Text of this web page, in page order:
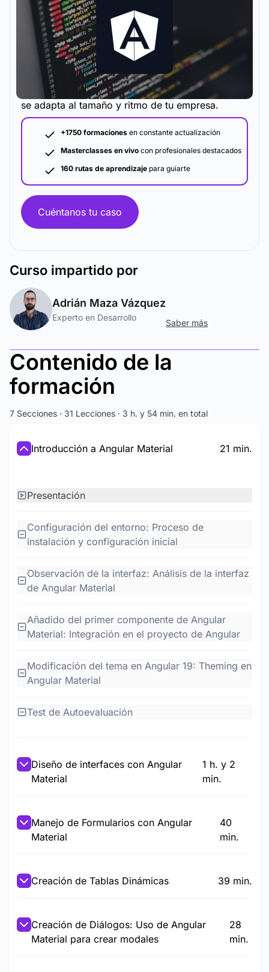
La metodología y plataforma de formación que
se adapta al tamaño y ritmo de tu empresa.
+1750 formaciones en constante actualización
Masterclasses en vivo con profesionales destacados
160 rutas de aprendizaje para guiarte
Cuéntanos tu caso
Curso impartido por
Adrián Maza Vázquez
Experto en Desarrollo
Saber más
Contenido de la
formación
7 Secciones · 31 Lecciones · 3 h. y 54 min. en total
Introducción a Angular Material 21 min.
Presentación
Configuración del entorno: Proceso de
instalación y configuración inicial
Observación de la interfaz: Análisis de la interfaz
de Angular Material
Añadido del primer componente de Angular
Material: Integración en el proyecto de Angular
Modificación del tema en Angular 19: Theming en
Angular Material
Test de Autoevaluación
Diseño de interfaces con Angular
Material
1 h. y 2
min.
Manejo de Formularios con Angular
Material
40
min.
Creación de Tablas Dinámicas 39 min.
Creación de Diálogos: Uso de Angular
Material para crear modales
28
min.